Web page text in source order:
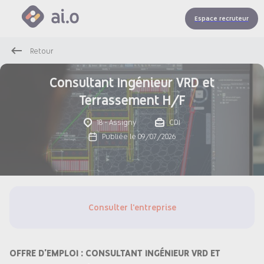
Espace recruteur
Retour
Consultant Ingénieur VRD et
Terrassement H/F
18 - Assigny
CDI
Publiée le 09/07/2026
Consulter l'entreprise
OFFRE D'EMPLOI : CONSULTANT INGÉNIEUR VRD ET